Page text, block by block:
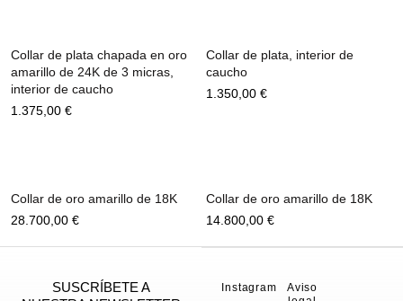
Collar de plata chapada en oro
amarillo de 24K de 3 micras,
interior de caucho
1.375,00 €
Collar de plata, interior de
caucho
1.350,00 €
Collar de oro amarillo de 18K
28.700,00 €
Collar de oro amarillo de 18K
14.800,00 €
SUSCRÍBETE A
Instagram
Aviso